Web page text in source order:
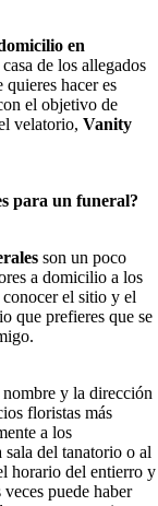
en
de los allegados
hacer es
el objetivo de
velatorio, Vanity
para un funeral?
son un poco
a domicilio a los
conocer el sitio y el
que prefieres que se
y la dirección
floristas más
a los
sala del tanatorio o al
horario del entierro y
puede haber